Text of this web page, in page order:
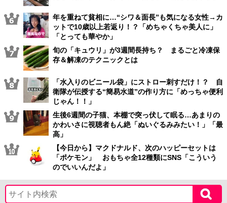
年を重ねて貧相に…“シワ＆面長”も気になる女性→カ
ットで10歳以上若返り！？「めちゃくちゃ美人に」
「とっても華やか」
旬の「キュウリ」が3週間長持ち？ まるごと冷凍保
存＆解凍のテクニックとは
「水入りのビニール袋」にストロー刺すだけ！？ 自
衛隊が伝授する“簡易水道”の作り方に「めっちゃ便利
じゃん！！」
生後6週間の子猫、本棚で突っ伏して眠る…あまりの
かわいさに視聴者もん絶「ぬいぐるみみたい！」「最
高」
【今日から】マクドナルド、次のハッピーセットは
「ポケモン」 おもちゃ全12種類にSNS「こういう
のでいいんだよ」